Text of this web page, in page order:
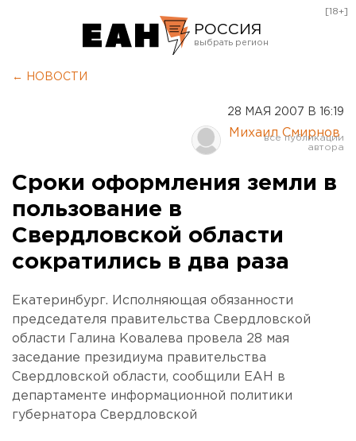
РОССИЯ
Курган
Оренбург
[18+]
← НОВОСТИ
28 МАЯ 2007 В 16:19
Михаил Смирнов
Сроки оформления земли в
пользование в
Свердловской области
сократились в два раза
Екатеринбург. Исполняющая обязанности
председателя правительства Свердловской
области Галина Ковалева провела 28 мая
заседание президиума правительства
Свердловской области, сообщили ЕАН в
департаменте информационной политики
губернатора Свердловской